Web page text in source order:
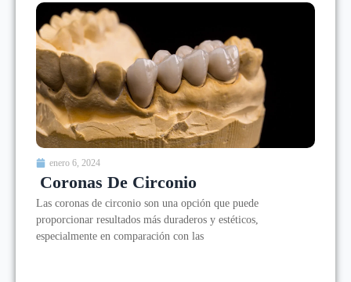
enero 6, 2024
Coronas De Circonio
Las coronas de circonio son una opción que puede
proporcionar resultados más duraderos y estéticos,
especialmente en comparación con las